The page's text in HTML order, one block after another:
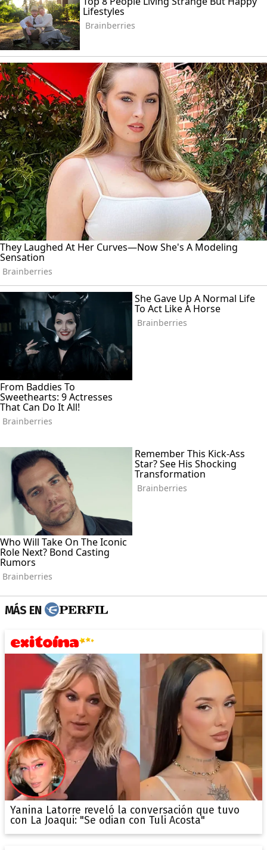
MÁS EN
Yanina Latorre reveló la conversación que tuvo
con La Joaqui: "Se odian con Tuli Acosta"